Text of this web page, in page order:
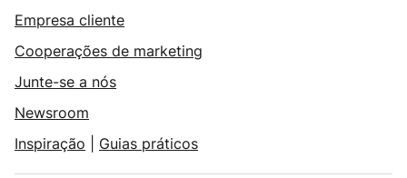
Empresa cliente
Cooperações de marketing
Junte-se a nós
Newsroom
Inspiração
Guias práticos